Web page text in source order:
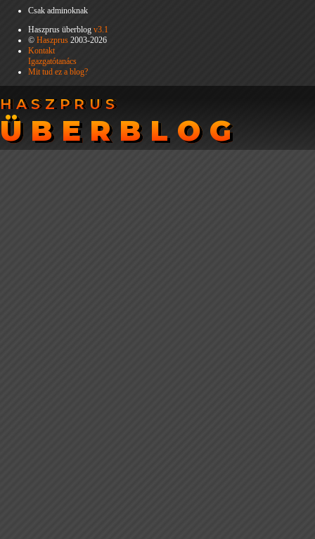
Csak adminoknak
Haszprus überblog v3.1
© Haszprus 2003-2026
Kontakt
Igazgatótanács
Mit tud ez a blog?
HASZPRUS
ÜBERBLOG
HASZPRUS
ÜBERBLOG